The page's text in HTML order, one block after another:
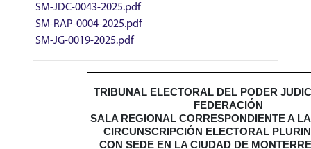
SM-JDC-0043-2025.pdf
SM-RAP-0004-2025.pdf
SM-JG-0019-2025.pdf
TRIBUNAL ELECTORAL DEL PODER
FEDERACIÓN
SALA REGIONAL CORRESPONDIENTE A
CIRCUNSCRIPCIÓN ELECTORAL
CON SEDE EN LA CIUDAD DE